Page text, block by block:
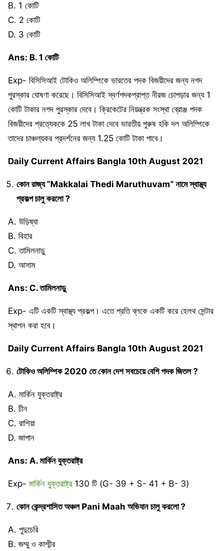
B. 1 কোটি
C. 2 কোটি
D. 3 কোটি
Ans: B. 1 কোটি
Exp- বিসিসিআই টোকিও অলিম্পিকে ভারতের পদক বিজয়ীদের জন্য নগদ
পুরস্কার ঘোষণা করেছে। বিসিসিআই স্বর্ণপদকপ্রাপ্ত নীরজ চোপড়ার জন্য 1
কোটি টাকার নগদ পুরস্কার দেবে। ক্রিকেটের নিয়ন্ত্রক সংস্থা ব্রোঞ্জ পদক
বিজয়ীদের প্রত্যেককে 25 লাখ টাকা দেবে ভারতীয় পুরুষ হকি দল অলিম্পিকে
তাদের চাঞ্চল্যকর প্রদর্শনের জন্য 1.25 কোটি টাকা পাবে।
Daily Current Affairs Bangla 10th August 2021
কোন রাজ্য “Makkalai Thedi Maruthuvam” নামে স্বাস্থ্য
প্রকল্প চালু করলো ?
A. উড়িষ্যা
B. বিহার
C. তামিলনাড়ু
D. আসাম
Ans: C. তামিলনাড়ু
Exp- এটি একটি স্বাস্থ্য প্রকল্প। এতে প্রতি ব্লকে একটি করে হেলথ সেন্টার
স্থাপন করা হবে।
Daily Current Affairs Bangla 10th August 2021
টোকিও অলিম্পিক 2020 তে কোন দেশ সবচেয়ে বেশি পদক জিতল ?
A. মার্কিন যুক্তরাষ্ট্র
B. চীন
C. রাশিয়া
D. জাপান
Ans: A. মার্কিন যুক্তরাষ্ট্র
Exp- মার্কিন যুক্তরাষ্ট্র 130 টি (G- 39 + S- 41 + B- 3)
কোন কেন্দ্রশাসিত অঞ্চল Pani Maah অভিযান চালু করলো ?
A. পুদুচেরি
B. জম্মু ও কাশ্মীর